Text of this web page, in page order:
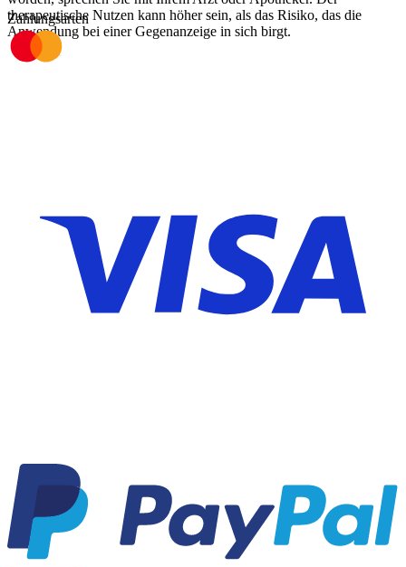
therapeutische Nutzen kann höher sein, als das Risiko, das die
Anwendung bei einer Gegenanzeige in sich birgt.
Zahlungsarten